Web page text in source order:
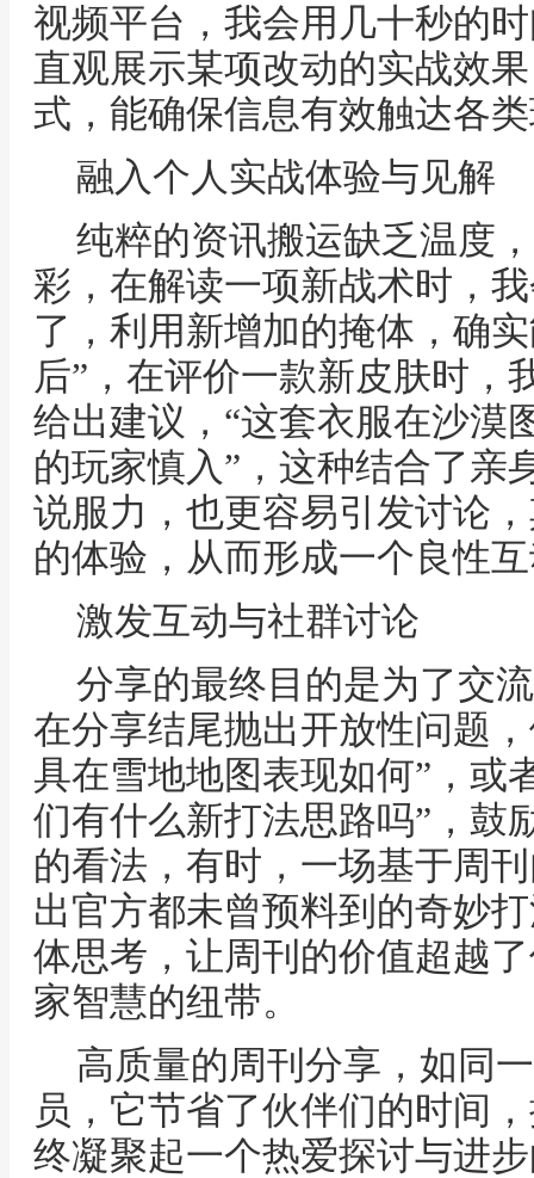
视频平台，我会用几十秒的
直观展示某项改动的实战效
式，能确保信息有效触达各
融入个人实战体验与见解
纯粹的资讯搬运缺乏温度
彩，在解读一项新战术时，
了，利用新增加的掩体，确
后”，在评价一款新皮肤时，
给出建议，“这套衣服在沙漠
的玩家慎入”，这种结合了亲
说服力，也更容易引发讨论
的体验，从而形成一个良性
激发互动与社群讨论
分享的最终目的是为了交
在分享结尾抛出开放性问题
具在雪地地图表现如何”，或
们有什么新打法思路吗”，鼓
的看法，有时，一场基于周
出官方都未曾预料到的奇妙
体思考，让周刊的价值超越
家智慧的纽带。
高质量的周刊分享，如同
员，它节省了伙伴们的时间
终凝聚起一个热爱探讨与进